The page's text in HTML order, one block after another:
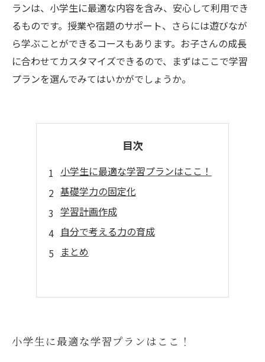
ランは、小学生に最適な内容を含み、安心して利用でき
るものです。授業や宿題のサポート、さらには遊びなが
ら学ぶことができるコースもあります。お子さんの成長
に合わせてカスタマイズできるので、まずはここで学習
プランを選んでみてはいかがでしょうか。
目次
小学生に最適な学習プランはここ！
基礎学力の固定化
学習計画作成
自分で考える力の育成
まとめ
小学生に最適な学習プランはここ！